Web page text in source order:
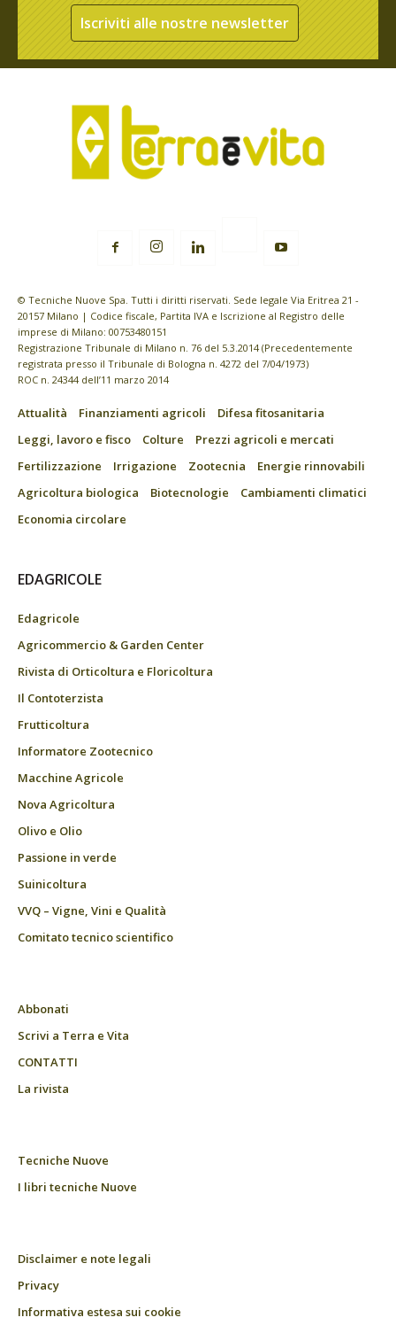
Iscriviti alle nostre newsletter
© Tecniche Nuove Spa. Tutti i diritti riservati. Sede legale Via Eritrea 21 -
20157 Milano | Codice fiscale, Partita IVA e Iscrizione al Registro delle
imprese di Milano: 00753480151
Registrazione Tribunale di Milano n. 76 del 5.3.2014 (Precedentemente
registrata presso il Tribunale di Bologna n. 4272 del 7/04/1973)
ROC n. 24344 dell’11 marzo 2014
Attualità Finanziamenti agricoli
Difesa fitosanitaria
Leggi, lavoro e fisco
Colture
Prezzi agricoli e mercati
Fertilizzazione
Irrigazione Zootecnia
Energie rinnovabili
Agricoltura biologica
Biotecnologie
Cambiamenti climatici
Economia circolare
EDAGRICOLE
Edagricole
Agricommercio & Garden Center
Rivista di Orticoltura e Floricoltura
Il Contoterzista
Frutticoltura
Informatore Zootecnico
Macchine Agricole
Nova Agricoltura
Olivo e Olio
Passione in verde
Suinicoltura
VVQ – Vigne, Vini e Qualità
Comitato tecnico scientifico
Abbonati
Scrivi a Terra e Vita
CONTATTI
La rivista
Tecniche Nuove
I libri tecniche Nuove
Disclaimer e note legali
Privacy
Informativa estesa sui cookie